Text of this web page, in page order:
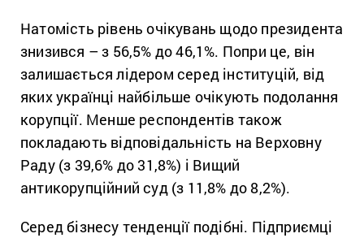
Натомість рівень очікувань щодо президента
знизився – з 56,5% до 46,1%. Попри це, він
залишається лідером серед інституцій, від
яких українці найбільше очікують подолання
корупції. Менше респондентів також
покладають відповідальність на Верховну
Раду (з 39,6% до 31,8%) і Вищий
антикорупційний суд (з 11,8% до 8,2%).
Серед бізнесу тенденції подібні. Підприємці